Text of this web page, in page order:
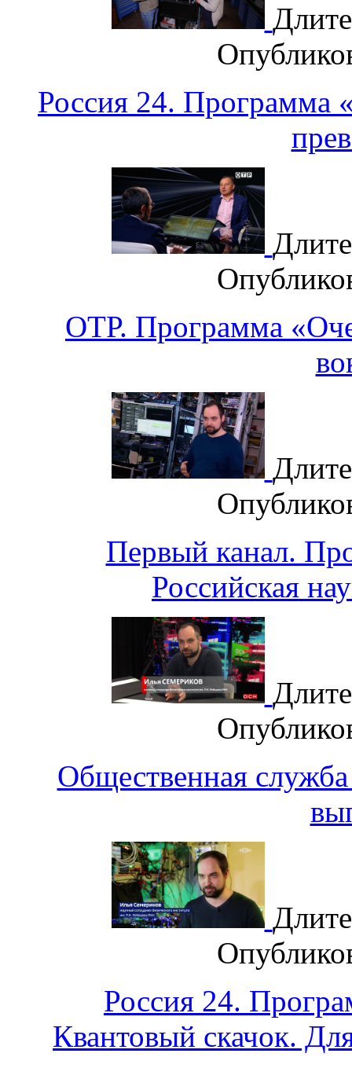
Россия 24. Программа
ОТР. Программа
Первый канал.
Российская
Общественная
Россия 24.
Квантовый скачок.